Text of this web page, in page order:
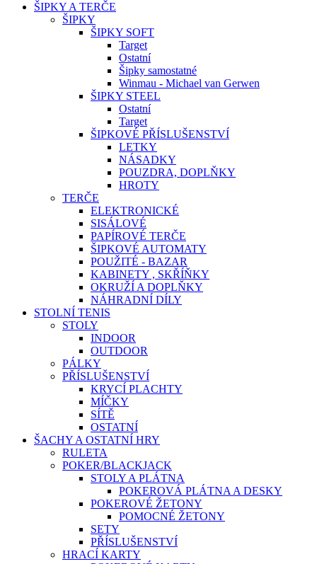
ŠIPKY A TERČE
ŠIPKY
ŠIPKY SOFT
Target
Ostatní
Šipky samostatné
Winmau - Michael van Gerwen
ŠIPKY STEEL
Ostatní
Target
ŠIPKOVÉ PŘÍSLUŠENSTVÍ
LETKY
NÁSADKY
POUZDRA, DOPLŇKY
HROTY
TERČE
ELEKTRONICKÉ
SISÁLOVÉ
PAPÍROVÉ TERČE
ŠIPKOVÉ AUTOMATY
POUŽITÉ - BAZAR
KABINETY , SKŘÍŇKY
OKRUŽÍ A DOPLŇKY
NÁHRADNÍ DÍLY
STOLNÍ TENIS
STOLY
INDOOR
OUTDOOR
PÁLKY
PŘÍSLUŠENSTVÍ
KRYCÍ PLACHTY
MÍČKY
SÍTĚ
OSTATNÍ
ŠACHY A OSTATNÍ HRY
RULETA
POKER/BLACKJACK
STOLY A PLÁTNA
POKEROVÁ PLÁTNA A DESKY
POKEROVÉ ŽETONY
POMOCNÉ ŽETONY
SETY
PŘÍSLUŠENSTVÍ
HRACÍ KARTY